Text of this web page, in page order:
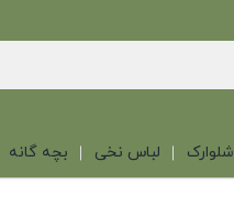
لباس نخی بچه گانه